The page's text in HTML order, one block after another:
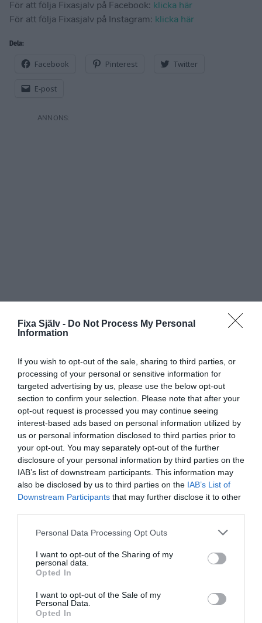
Fixa Själv - Do Not Process My Personal
Information
If you wish to opt-out of the sale, sharing to third parties, or
processing of your personal or sensitive information for
targeted advertising by us, please use the below opt-out
section to confirm your selection. Please note that after your
opt-out request is processed you may continue seeing
interest-based ads based on personal information utilized by
us or personal information disclosed to third parties prior to
your opt-out. You may separately opt-out of the further
disclosure of your personal information by third parties on the
IAB’s list of downstream participants. This information may
also be disclosed by us to third parties on the IAB’s List of
Downstream Participants that may further disclose it to other
Personal Data Processing Opt Outs
I want to opt-out of the Sharing of my
personal data.
Opted In
I want to opt-out of the Sale of my
Personal Data.
Opted In
För att följa Fixasjalv på Facebook: klicka här
För att följa Fixasjalv på Instagram: klicka här
Dela:
Facebook Pinterest Twitter
E-post
{} [+]